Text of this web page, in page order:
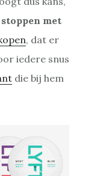
stoppen met
, dat er
iedere snus
die bij hem